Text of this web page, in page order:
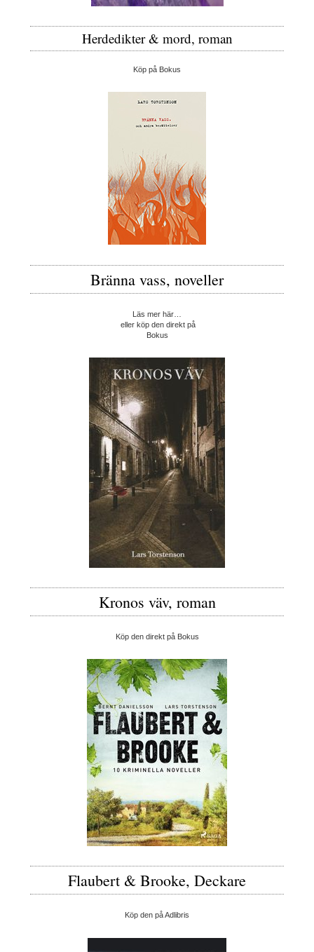
Herdedikter & mord, roman
Köp på Bokus
Bränna vass, noveller
Läs mer här…
eller köp den direkt på
Bokus
Kronos väv, roman
Köp den direkt på Bokus
Flaubert & Brooke, Deckare
Köp den på Adlibris